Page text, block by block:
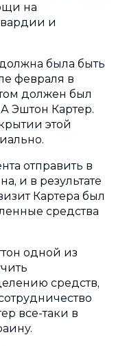
на
и
была быть
февраля в
должен был
Эштон Картер.
этой
отправить в
и в результате
Картера был
средства
одной из
средств,
все-таки в